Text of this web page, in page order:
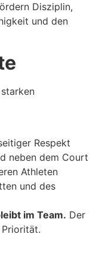
Disziplin,
und den
Respekt
neben dem Court
Athleten
und des
im Team. Der